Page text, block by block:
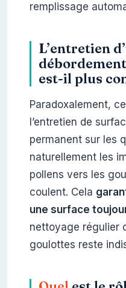
remplissage
L’entretien
est-il plus
Paradoxalement,
l’entretien de
permanent sur les
naturellement les
pollens vers les
coulent. Cela
une surface
nettoyage régulier
goulottes reste